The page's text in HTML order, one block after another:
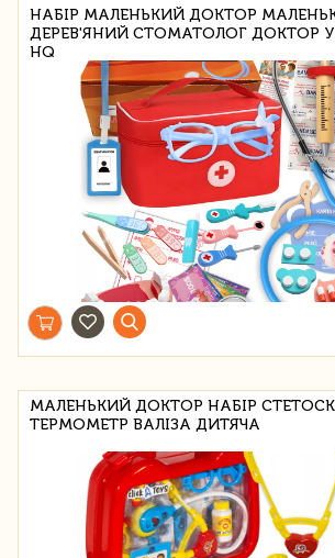
НАБІР МАЛЕНЬКИЙ ДОКТОР
ДЕРЕВ'ЯНИЙ СТОМАТОЛОГ ДОКТОР У
HQ
МАЛЕНЬКИЙ ДОКТОР НАБІР
ТЕРМОМЕТР ВАЛІЗА ДИТЯЧА